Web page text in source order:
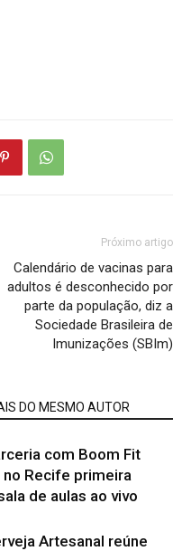
Próximo artigo
Calendário de vacinas para
adultos é desconhecido por
parte da população, diz a
Sociedade Brasileira de
Imunizações (SBIm)
DO MESMO AUTOR
com Boom Fit
Recife primeira
de aulas ao vivo
Artesanal reúne